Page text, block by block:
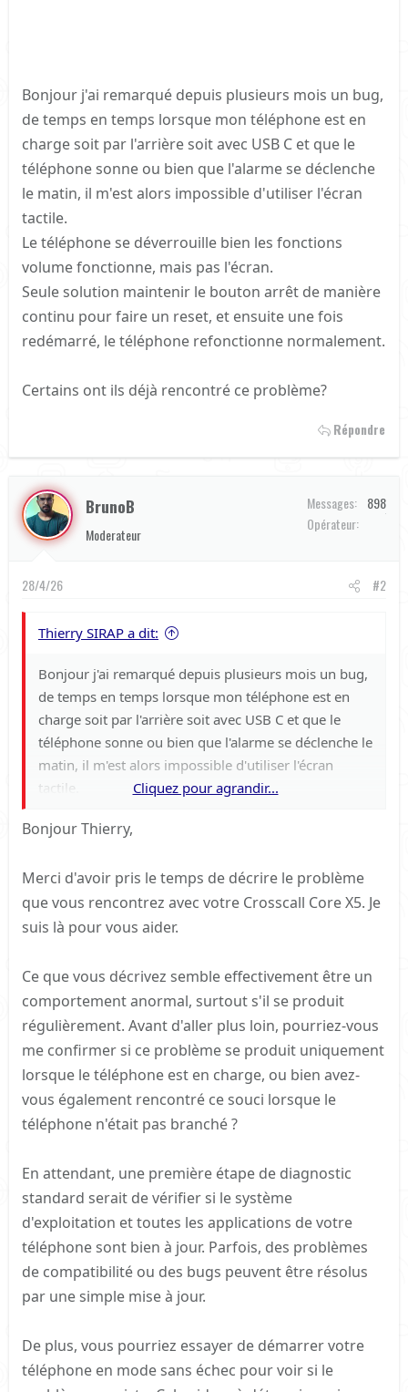
Bonjour j'ai remarqué depuis plusieurs mois un bug,
de temps en temps lorsque mon téléphone est en
charge soit par l'arrière soit avec USB C et que le
téléphone sonne ou bien que l'alarme se déclenche
le matin, il m'est alors impossible d'utiliser l'écran
tactile.
Le téléphone se déverrouille bien les fonctions
volume fonctionne, mais pas l'écran.
Seule solution maintenir le bouton arrêt de manière
continu pour faire un reset, et ensuite une fois
redémarré, le téléphone refonctionne normalement.
Certains ont ils déjà rencontré ce problème?
Répondre
BrunoB
Moderateur
Messages
898
Opérateur
28/4/26 #2
Thierry SIRAP a dit:
Bonjour j'ai remarqué depuis plusieurs mois un bug,
de temps en temps lorsque mon téléphone est en
charge soit par l'arrière soit avec USB C et que le
téléphone sonne ou bien que l'alarme se déclenche le
matin, il m'est alors impossible d'utiliser l'écran
tactile.
volume fonctionne, mais pas l'écran.
continu pour faire un reset, et ensuite une fois
redémarré, le téléphone refonctionne normalement.
Cliquez pour agrandir...
Bonjour Thierry,
Merci d'avoir pris le temps de décrire le problème
que vous rencontrez avec votre Crosscall Core X5. Je
suis là pour vous aider.
Ce que vous décrivez semble effectivement être un
comportement anormal, surtout s'il se produit
régulièrement. Avant d'aller plus loin, pourriez-vous
me confirmer si ce problème se produit uniquement
lorsque le téléphone est en charge, ou bien avez-
vous également rencontré ce souci lorsque le
téléphone n'était pas branché ?
En attendant, une première étape de diagnostic
standard serait de vérifier si le système
d'exploitation et toutes les applications de votre
téléphone sont bien à jour. Parfois, des problèmes
de compatibilité ou des bugs peuvent être résolus
par une simple mise à jour.
De plus, vous pourriez essayer de démarrer votre
téléphone en mode sans échec pour voir si le